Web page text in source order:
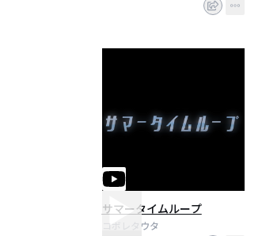
サマータイムループ
コボレタウタ